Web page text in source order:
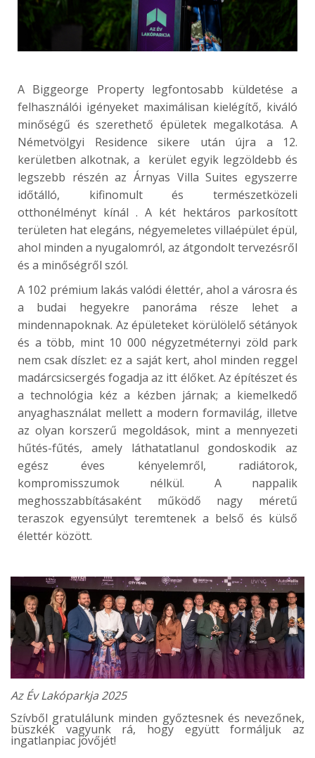
A Biggeorge Property legfontosabb küldetése a
felhasználói igényeket maximálisan kielégítő, kiváló
minőségű és szerethető épületek megalkotása. A
Németvölgyi Residence sikere után újra a 12.
kerületben alkotnak, a kerület egyik legzöldebb és
legszebb részén az Árnyas Villa Suites egyszerre
időtálló, kifinomult és természetközeli
otthonélményt kínál . A két hektáros parkosított
területen hat elegáns, négyemeletes villaépület épül,
ahol minden a nyugalomról, az átgondolt tervezésről
és a minőségről szól.
A 102 prémium lakás valódi élettér, ahol a városra és
a budai hegyekre panoráma része lehet a
mindennapoknak. Az épületeket körülölelő sétányok
és a több, mint 10 000 négyzetméternyi zöld park
nem csak díszlet: ez a saját kert, ahol minden reggel
madárcsicsergés fogadja az itt élőket. Az építészet és
a technológia kéz a kézben járnak; a kiemelkedő
anyaghasználat mellett a modern formavilág, illetve
az olyan korszerű megoldások, mint a mennyezeti
hűtés-fűtés, amely láthatatlanul gondoskodik az
egész éves kényelemről, radiátorok,
kompromisszumok nélkül. A nappalik
meghosszabbításaként működő nagy méretű
teraszok egyensúlyt teremtenek a belső és külső
élettér között.
Az Év Lakóparkja 2025
Szívből gratulálunk minden győztesnek és nevezőnek,
büszkék vagyunk rá, hogy együtt formáljuk az
ingatlanpiac jövőjét!